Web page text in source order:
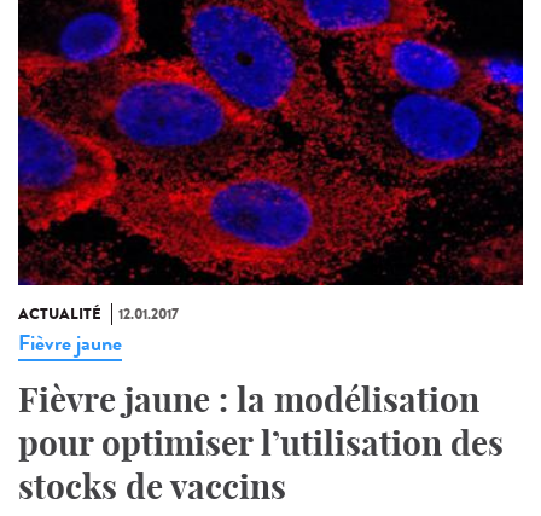
ACTUALITÉ 12.01.2017
Fièvre jaune
Fièvre jaune : la modélisation
pour optimiser l’utilisation des
stocks de vaccins